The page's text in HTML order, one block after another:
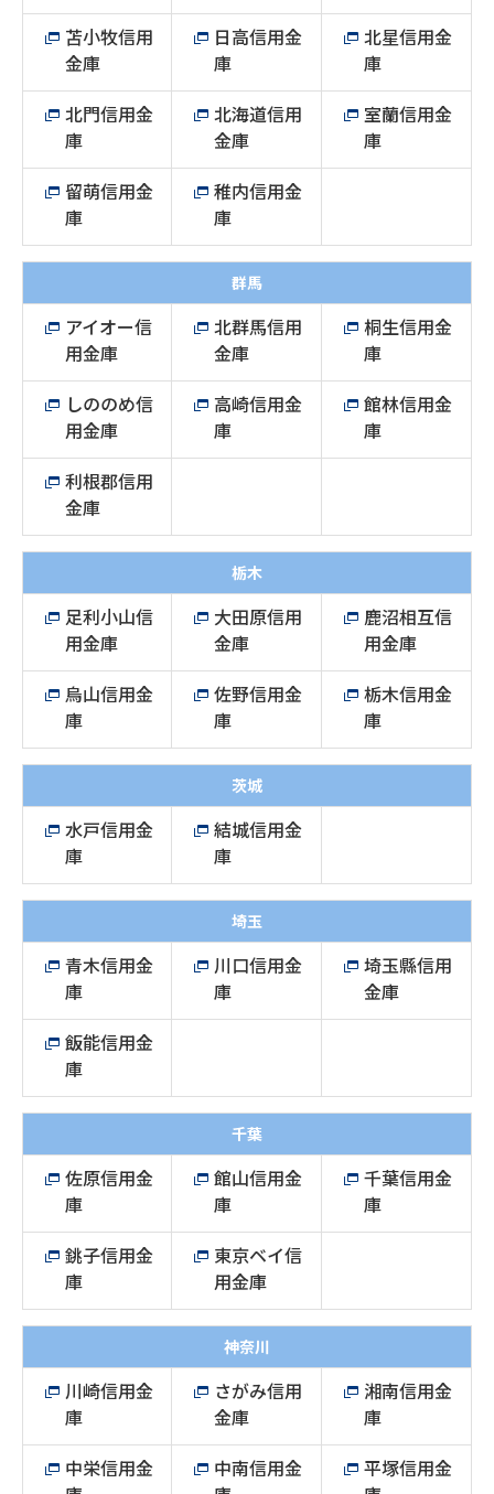
苫小牧信用
金庫
日高信用金
庫
北星信用金
庫
北門信用金
庫
北海道信用
金庫
室蘭信用金
庫
留萌信用金
庫
稚内信用金
庫
群馬
アイオー信
用金庫
北群馬信用
金庫
桐生信用金
庫
しののめ信
用金庫
高崎信用金
庫
館林信用金
庫
利根郡信用
金庫
栃木
足利小山信
用金庫
大田原信用
金庫
鹿沼相互信
用金庫
烏山信用金
庫
佐野信用金
庫
栃木信用金
庫
茨城
水戸信用金
庫
結城信用金
庫
埼玉
青木信用金
庫
川口信用金
庫
埼玉縣信用
金庫
飯能信用金
庫
千葉
佐原信用金
庫
館山信用金
庫
千葉信用金
庫
銚子信用金
庫
東京ベイ信
用金庫
神奈川
川崎信用金
庫
さがみ信用
金庫
湘南信用金
庫
中栄信用金
中南信用金
平塚信用金